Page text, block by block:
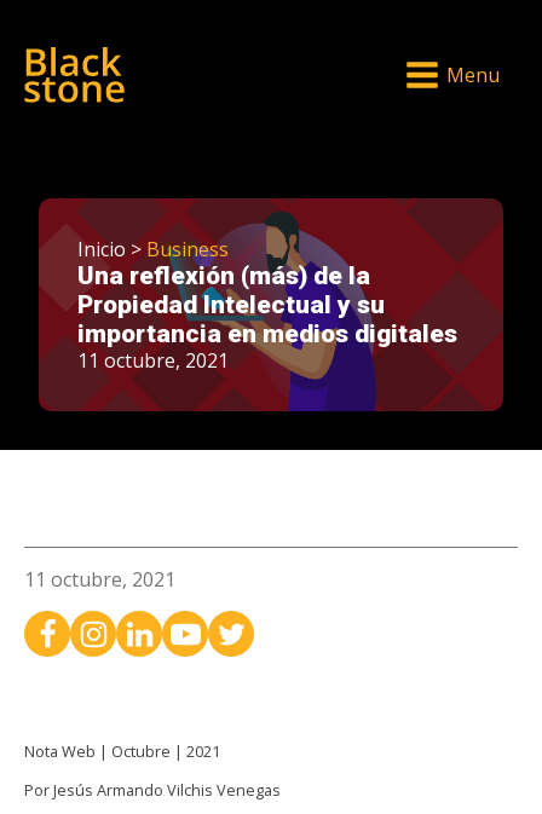
Menu
Inicio > Business
Una reflexión (más) de la
Propiedad Intelectual y su
importancia en medios digitales
11 octubre, 2021
11 octubre, 2021
Nota Web | Octubre | 2021
Por Jesús Armando Vilchis Venegas